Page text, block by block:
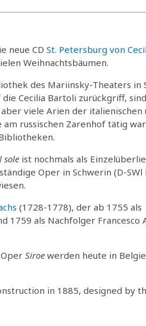
neue CD St. Petersburg von
Weihnachtsbäumen.
des Mariinsky-Theaters in
die Cecilia Bartoli zurückgriff,
viele Arien der italienischen
russischen Zarenhof tätig
sole ist nochmals als
Oper in Schwerin (D-SWl
(1728-1778), der ab 1755 als
als Nachfolger Francesco
Siroe werden heute in
in 1885, designed by